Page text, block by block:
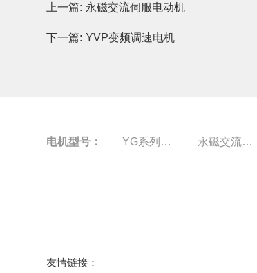
上一篇: 永磁交流伺服电动机
下一篇: YVP变频调速电机
电机型号： YG系列电机 永磁交流伺服电动机
友情链接：